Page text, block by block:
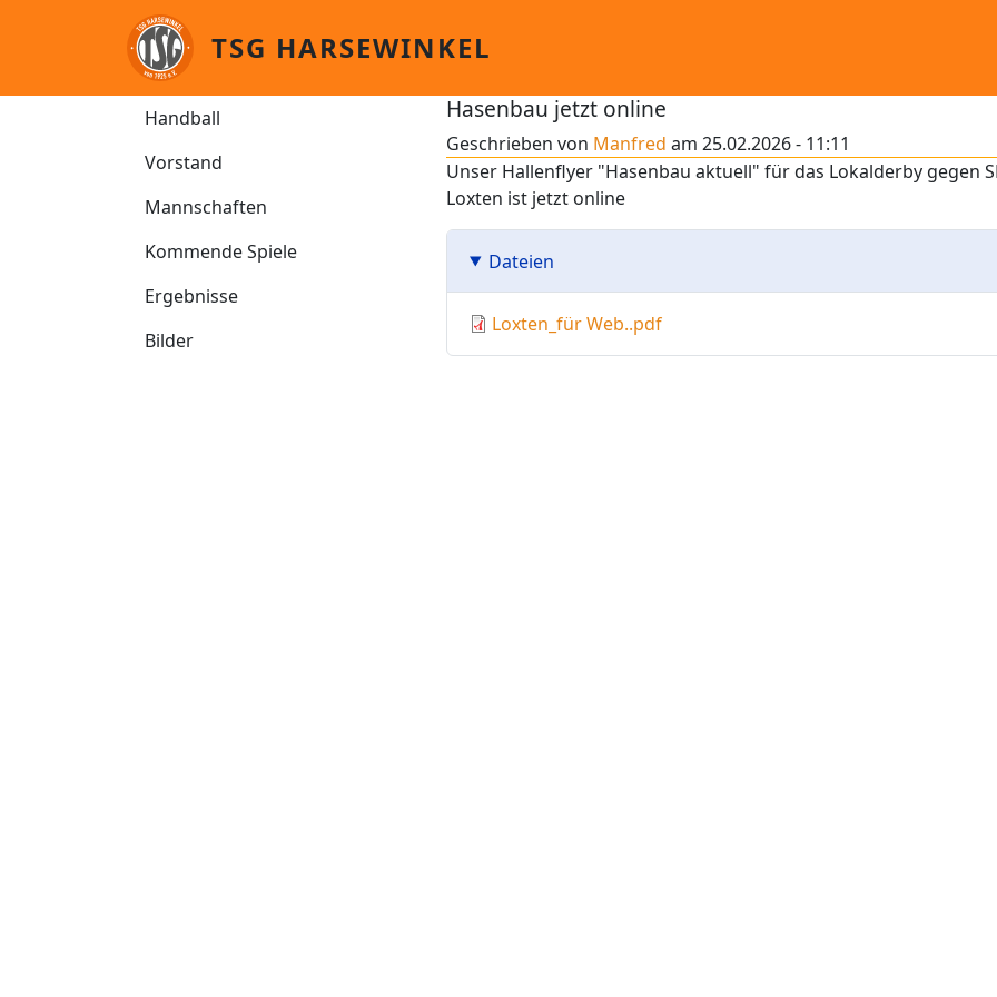
Direkt zum Inhalt
TSG HARSEWINKEL
Handball
Handball
Vorstand
Mannschaften
Kommende Spiele
Ergebnisse
Bilder
Hasenbau jetzt online
Geschrieben von Manfred am 25.02.2026 - 11:11
Unser Hallenflyer "Hasenbau aktuell" für das Lokalderby gegen
Loxten ist jetzt online
Dateien
Loxten_für Web..pdf